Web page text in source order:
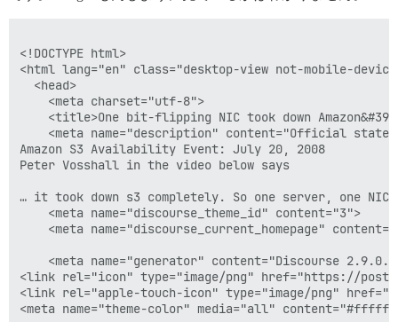
<!DOCTYPE html>
<html lang="en" class="desktop-view not-mobile-
  <head>
    <meta charset="utf-8">
<title>One bit-flipping NIC took down
<meta name="description" content="Official
Amazon S3 Availability Event: July 20, 2008
Peter Vosshall in the video below says
… it took down s3 completely. So one server, one
    <meta name="discourse_theme_id" content="3">
<meta name="discourse_current_homepage"
<meta name="generator" content="Discourse
<link rel="icon" type="image/png" href="https://
<link rel="apple-touch-icon" type="image/png"
<meta name="theme-color" media="all"